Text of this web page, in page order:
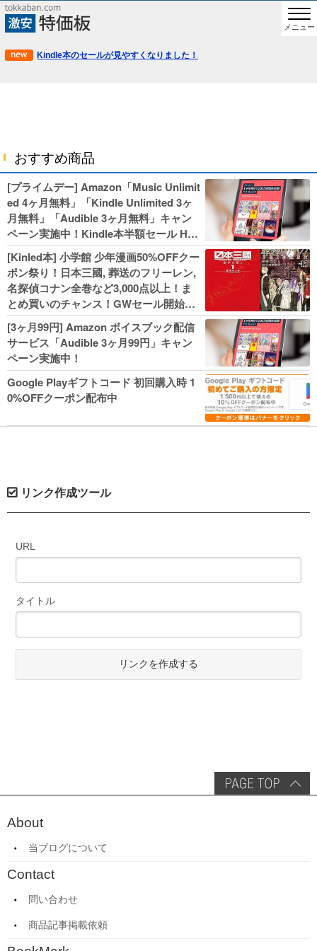
メニュー
Kindle本のセールが見やすくなりました！
おすすめ商品
[プライムデー] Amazon「Music Unlimit
ed 4ヶ月無料」「Kindle Unlimited 3ヶ
月無料」「Audible 3ヶ月無料」キャン
ペーン実施中！Kindle本半額セール HU
NTER×HUNTERなど集英社、無職転生,
幼女戦記などKADOKAWA、キャプテン
翼100円セールも！
[Kinled本] 小学館 少年漫画50%OFFクー
ポン祭り！日本三國, 葬送のフリーレン,
名探偵コナン全巻など3,000点以上！ま
とめ買いのチャンス！GWセール開始！
人気コミック多数 カドカワ祭やIT関連本
がセールに！
[3ヶ月99円] Amazon ボイスブック配信
サービス「Audible 3ヶ月99円」キャン
ペーン実施中！
Google Playギフトコード 初回購入時 1
0%OFFクーポン配布中
リンク作成ツール
URL
タイトル
リンクを作成する
About
当ブログについて
Contact
問い合わせ
商品記事掲載依頼